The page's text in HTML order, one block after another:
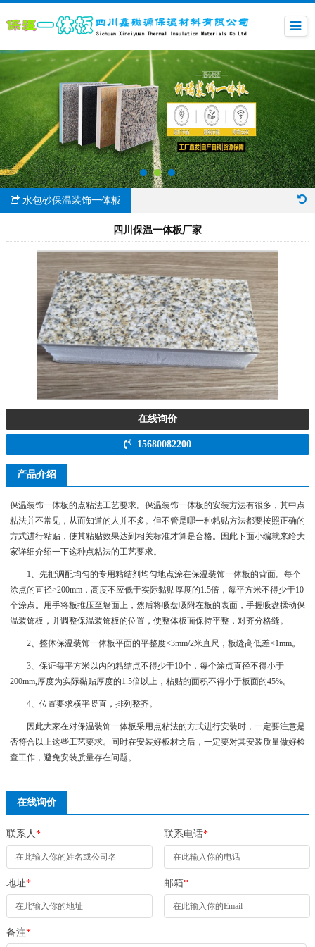
水包砂保温装饰一体板
四川保温一体板厂家
在线询价
15680082200
产品介绍
保温装饰一体板的点粘法工艺要求。保温装饰一体板的安装方法有很多，其中点
粘法并不常见，从而知道的人并不多。但不管是哪一种粘贴方法都要按照正确的
方式进行粘贴，使其粘贴效果达到相关标准才算是合格。因此下面小编就来给大
家详细介绍一下这种点粘法的工艺要求。
1、先把调配均匀的专用粘结剂均匀地点涂在保温装饰一体板的背面。每个
涂点的直径>200mm，高度不应低于实际黏贴厚度的1.5倍，每平方米不得少于10
个涂点。用手将板推压至墙面上，然后将吸盘吸附在板的表面，手握吸盘揉动保
温装饰板，并调整保温装饰板的位置，使整体板面保持平整，对齐分格缝。
2、整体保温装饰一体板平面的平整度<3mm/2米直尺，板缝高低差<1mm。
3、保证每平方米以内的粘结点不得少于10个，每个涂点直径不得小于
200mm,厚度为实际黏贴厚度的1.5倍以上，粘贴的面积不得小于板面的45%。
4、位置要求横平竖直，排列整齐。
因此大家在对保温装饰一体板采用点粘法的方式进行安装时，一定要注意是
否符合以上这些工艺要求。同时在安装好板材之后，一定要对其安装质量做好检
查工作，避免安装质量存在问题。
在线询价
联系人* 联系电话*
地址* 邮箱*
备注*